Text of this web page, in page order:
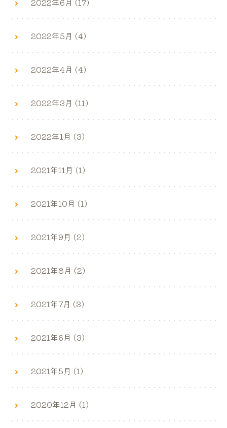
2022年5月 (4)
2022年4月 (4)
2022年3月 (11)
2022年1月 (3)
2021年11月 (1)
2021年10月 (1)
2021年9月 (2)
2021年8月 (2)
2021年7月 (3)
2021年6月 (3)
2021年5月 (1)
2020年12月 (1)